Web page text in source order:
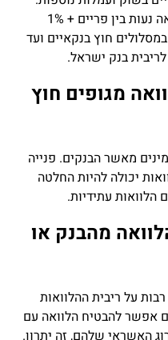
החל משנת 2023, ריביות ההלוואה נעות בין פריים + 1%
של עד 200,000 ש"ח במסלולים חוץ בנקאיים ועד
מגופים חוץ
מאשר הבנקים. פנייה
יכולה להיות החלטה
הלוואות עתידיות.
מהבנק או
על ריבית ההלוואות
אפשר להבטיח הלוואה עם